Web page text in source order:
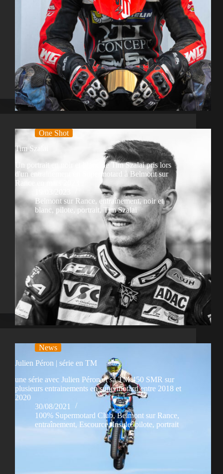
One Shot
Tim Szalai
Un portrait en noir et blanc de Tim Szalai pris lors
d'un entrainement en Supermotard à Belmont sur
Rance en mars 2023
Belmont sur Rance, entraînement, noir et
blanc, pilote, portrait, Tim Szalai
News
Julien Péron | série en TM
une série avec Julien Péron et sa TM 450 SMR sur
plusieurs entrainements en supermotard entre 2018 et
2020
30/08/2021
100% Supermotard Club,Belmont sur Rance,
entraînement, Escource,Inside,pilote, portrait